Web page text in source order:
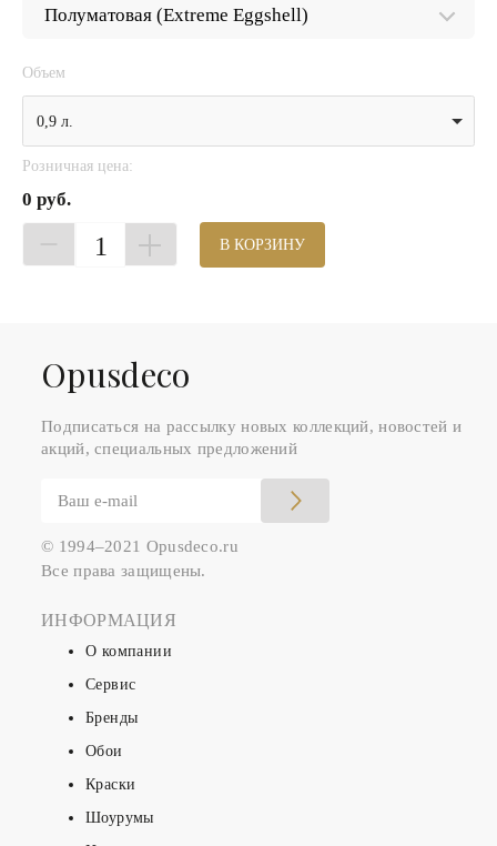
Объем
0,9 л.
Розничная цена:
0 руб.
1 В КОРЗИНУ
Оpusdeco
Подписаться на рассылку новых коллекций, новостей и
акций, специальных предложений
© 1994–2021 Opusdeco.ru
Все права защищены.
ИНФОРМАЦИЯ
О компании
Сервис
Бренды
Обои
Краски
Шоурумы